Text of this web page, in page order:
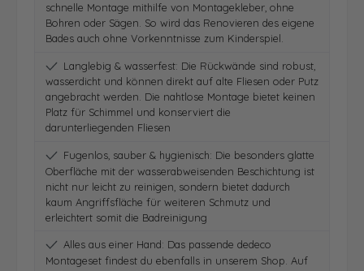
schnelle Montage mithilfe von Montagekleber, ohne
Bohren oder Sägen. So wird das Renovieren des eigene
Bades auch ohne Vorkenntnisse zum Kinderspiel.
Langlebig & wasserfest: Die Rückwände sind robust,
wasserdicht und können direkt auf alte Fliesen oder Putz
angebracht werden. Die nahtlose Montage bietet keinen
Platz für Schimmel und konserviert die
darunterliegenden Fliesen
Fugenlos, sauber & hygienisch: Die besonders glatte
Oberfläche mit der wasserabweisenden Beschichtung ist
nicht nur leicht zu reinigen, sondern bietet dadurch
kaum Angriffsfläche für weiteren Schmutz und
erleichtert somit die Badreinigung
Alles aus einer Hand: Das passende dedeco
Montageset findest du ebenfalls in unserem Shop. Auf